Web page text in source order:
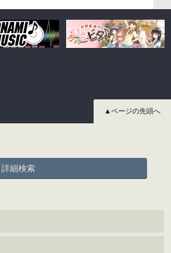
▲ページの先頭へ
詳細検索